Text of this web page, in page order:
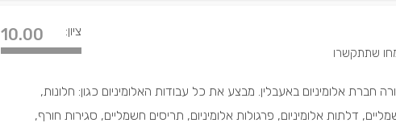
ציון: 10.00
חברת אלומיניום באעבלין. מבצע את כל עבודות האלומיניום כגון: חלונות,
דלתות אלומיניום, פרגולות אלומיניום, תריסים חשמליים, סגירות חורף,